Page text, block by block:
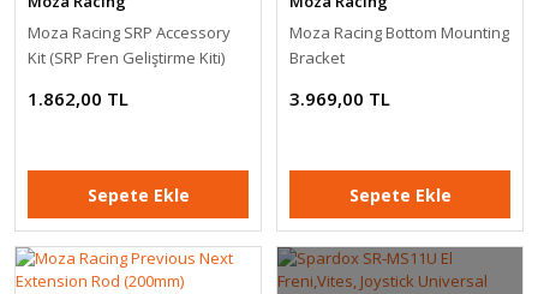
Moza Racing SRP Accessory
Kit (SRP Fren Geliştirme Kiti)
1.862,00 TL
Sepete Ekle
Moza Racing Bottom Mounting
Bracket
3.969,00 TL
Sepete Ekle